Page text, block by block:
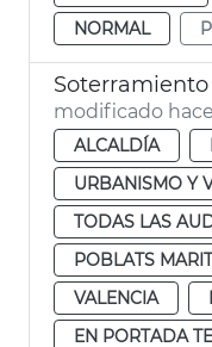
NORMAL
Soterramiento
modificado
ALCALDÍA
URBANISMO Y
TODAS LAS
POBLATS
VALENCIA
EN PORTADA